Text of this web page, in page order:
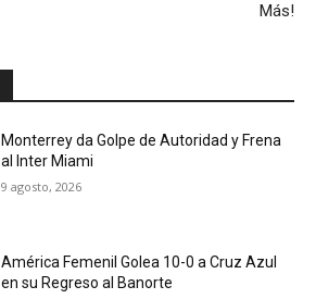
Más!
Monterrey da Golpe de Autoridad y Frena
al Inter Miami
9 agosto, 2026
América Femenil Golea 10-0 a Cruz Azul
en su Regreso al Banorte